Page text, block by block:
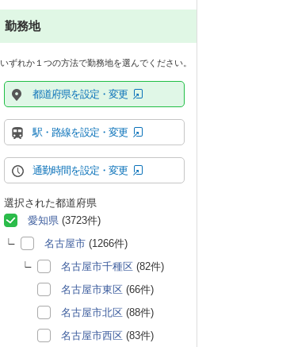
勤務地
いずれか１つの方法で勤務地を選んでください。
都道府県を設定・変更
駅・路線を設定・変更
通勤時間を設定・変更
選択された都道府県
愛知県 (3723件)
名古屋市 (1266件)
名古屋市千種区 (82件)
名古屋市東区 (66件)
名古屋市北区 (88件)
名古屋市西区 (83件)